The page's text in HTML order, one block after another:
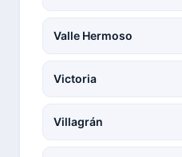
Valle Hermoso
Victoria
Villagrán